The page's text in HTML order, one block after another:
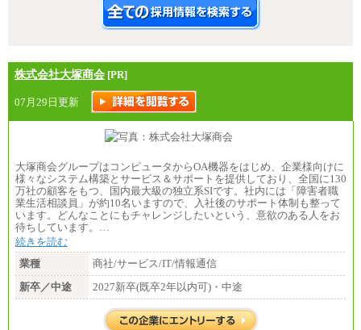
株式会社大塚商会 [PR]
07月29日更新
大塚商会グループはコンピュータからOA機器をはじめ、企業様向けに
様々なシステム構築とサービス＆サポートを提供しており、全国に130
万社の顧客をもつ、国内最大級の独立系SIです。社内には「障害者職
業生活相談員」が約10名いますので、入社後のサポート体制も整って
います。どんなことにもチャレンジしたいという、意欲のある人をお
待ちしています。…
続きを読む
業種
商社/サービス/IT/情報通信
新卒／中途
2027新卒(既卒2年以内可)・中途